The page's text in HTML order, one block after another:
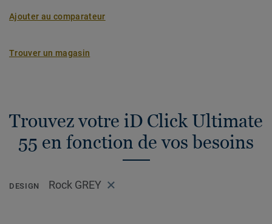
Ajouter au comparateur
Trouver un magasin
Trouvez votre iD Click Ultimate
55 en fonction de vos besoins
DESIGN Rock GREY